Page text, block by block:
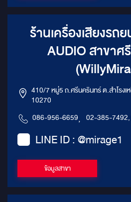
ร้านเครื่องเสียงรถ
AUDIO สาขาศรีนครินทร์
410/7 หมู่5 ถ.ศรีนครินทร์ ต.สำโรงเ
10270
086-956-6659, 02-385-
LINE ID : @mirage1
ข้อมูลสาขา